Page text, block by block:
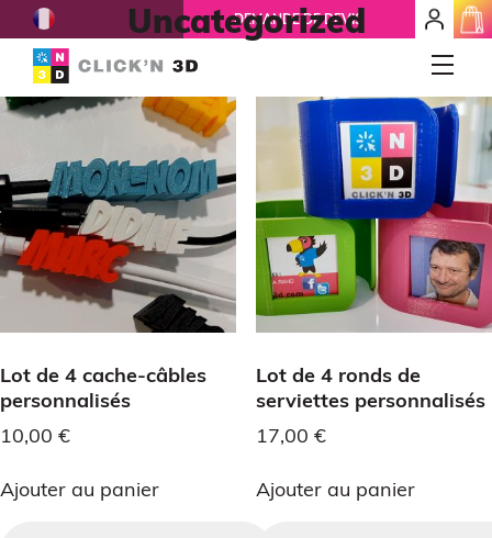
DEMANDE DE DEVIS
mon
espace
client
Accueil
Qui-sommes-nous ?
IMPRESSIONS 3D
Réparation 3D
Ils nous font confiance
Blog
French Uncategorized
2 résultats affichés
Lot de 4 cache-câbles
personnalisés
10,00 €
Ajouter au panier
Lot de 4 ronds de
serviettes personnalisés
17,00 €
Ajouter au panier